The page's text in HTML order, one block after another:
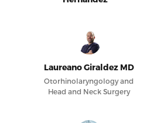
Laureano Giraldez MD
Otorhinolaryngology and
Head and Neck Surgery